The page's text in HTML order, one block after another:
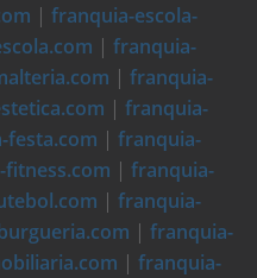
| franquia-escola-
| franquia-
| franquia-
| franquia-
festa.com | franquia-
| franquia-
| franquia-
| franquia-
| franquia-